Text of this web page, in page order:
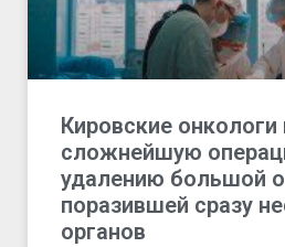
Кировские онкологи
сложнейшую
удалению большой
поразившей сразу
органов